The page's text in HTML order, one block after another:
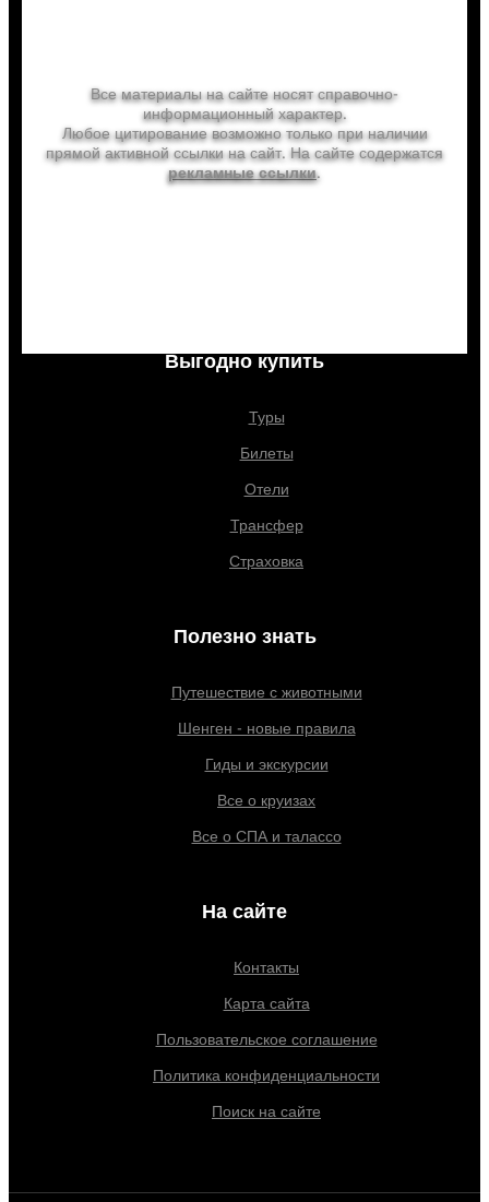
Все материалы на сайте носят справочно-
информационный характер.
Любое цитирование возможно только при наличии
прямой активной ссылки на сайт. На сайте содержатся
рекламные ссылки.
Выгодно купить
Туры
Билеты
Отели
Трансфер
Страховка
Полезно знать
Путешествие с животными
Шенген - новые правила
Гиды и экскурсии
Все о круизах
Все о СПА и талассо
На сайте
Контакты
Карта сайта
Пользовательское соглашение
Политика конфиденциальности
Поиск на сайте